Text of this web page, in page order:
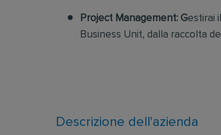
Project Management: Gestirai
Business Unit, dalla raccolta
Descrizione dell'azienda